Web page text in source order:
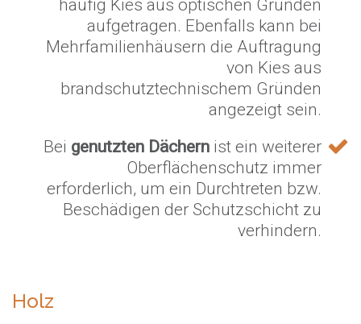
häufig Kies aus optischen Gründen
aufgetragen. Ebenfalls kann bei
Mehrfamilienhäusern die Auftragung
von Kies aus
brandschutztechnischem Gründen
angezeigt sein.
Bei genutzten Dächern ist ein weiterer
Oberflächenschutz immer
erforderlich, um ein Durchtreten bzw.
Beschädigen der Schutzschicht zu
verhindern.
Holz